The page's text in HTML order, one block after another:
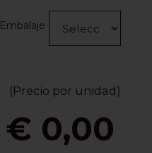
Embalaje
(Precio por unidad)
€ 0,00